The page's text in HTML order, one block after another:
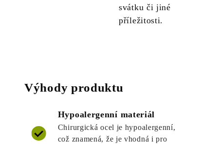
svátku či jiné
příležitosti.
Výhody produktu
Hypoalergenní materiál
Chirurgická ocel je hypoalergenní,
což znamená, že je vhodná i pro